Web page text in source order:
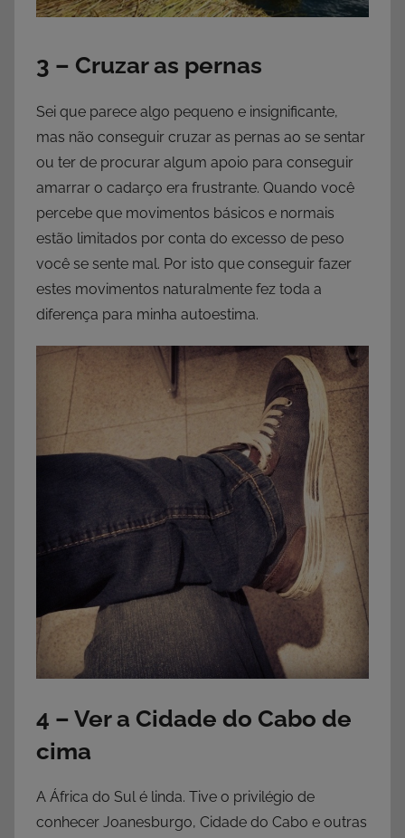
3 – Cruzar as pernas
Sei que parece algo pequeno e insignificante,
mas não conseguir cruzar as pernas ao se sentar
ou ter de procurar algum apoio para conseguir
amarrar o cadarço era frustrante. Quando você
percebe que movimentos básicos e normais
estão limitados por conta do excesso de peso
você se sente mal. Por isto que conseguir fazer
estes movimentos naturalmente fez toda a
diferença para minha autoestima.
4 – Ver a Cidade do Cabo de
cima
A África do Sul é linda. Tive o privilégio de
conhecer Joanesburgo, Cidade do Cabo e outras